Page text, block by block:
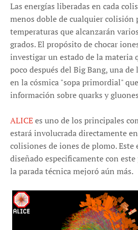
Las energías liberadas en cada
menos doble de cualquier colisión
temperaturas que alcanzarán
grados. El propósito de chocar
investigar un estado de la materia
poco después del Big Bang, una
en la cósmica "sopa primordial"
información sobre quarks y
ALICEes uno de los principales
estará involucrada directamente
colisiones de iones de plomo.
diseñado especificamente con
la parada técnica mejoró aún más.